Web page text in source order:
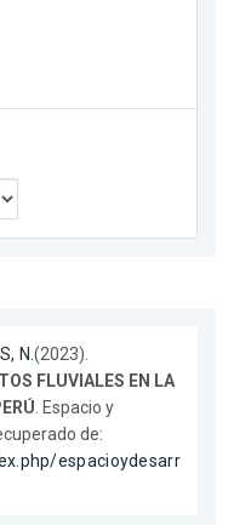
N.(2023).
FLUVIALES EN LA
. Espacio y
de:
espacioydesarr